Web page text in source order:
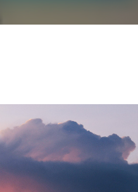
: Photo and Story